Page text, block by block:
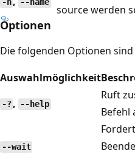
-n --name
source werden
Optionen
Die folgenden Optionen
Auswahlmöglichkeit
-? , --help
Ruft
Befehl
--wait